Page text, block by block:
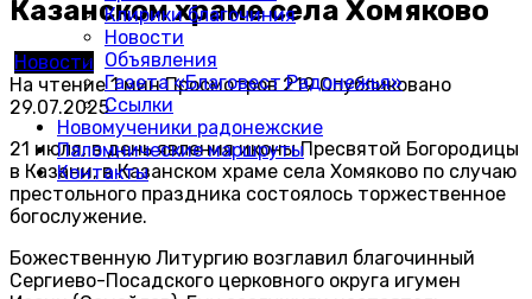
Клирики благочиния
Новости
Объявления
Газета «Благовест Радонежья»
Ссылки
Новомученики радонежские
Паломнические маршруты
Контакты
Казанском храме села Хомяково
Новости
На чтение1 мин Просмотров 219 Опубликовано
29.07.2025
21 июля, в день явления иконы Пресвятой Богородицы
в Казани, в Казанском храме села Хомяково по случаю
престольного праздника состоялось торжественное
богослужение.
Божественную Литургию возглавил благочинный
Сергиево-Посадского церковного округа игумен